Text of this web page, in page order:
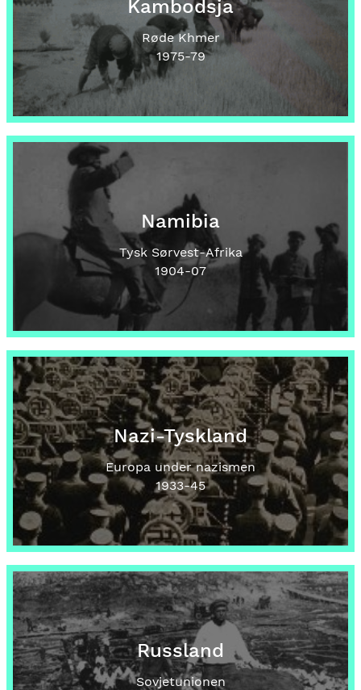
Kambodsja
Røde Khmer
1975-79
Namibia
Tysk Sørvest-Afrika
1904-07
Nazi-Tyskland
Europa under nazismen
1933-45
Russland
Sovjetunionen